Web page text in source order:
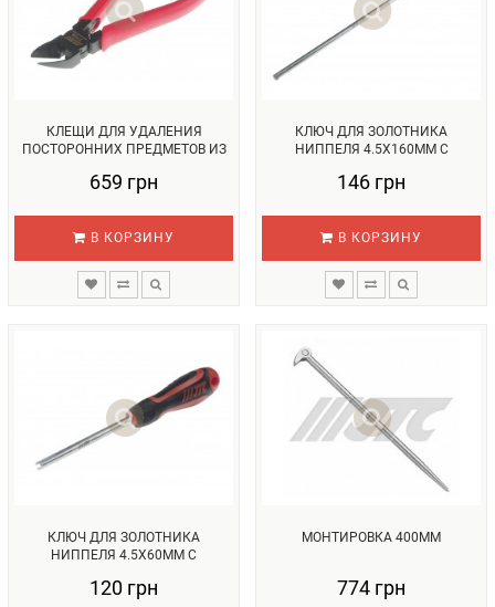
КЛЕЩИ ДЛЯ УДАЛЕНИЯ
ПОСТОРОННИХ ПРЕДМЕТОВ ИЗ
659 грн
В КОРЗИНУ
КЛЮЧ ДЛЯ ЗОЛОТНИКА
НИППЕЛЯ 4.5Х160ММ С
146 грн
В КОРЗИНУ
КЛЮЧ ДЛЯ ЗОЛОТНИКА
НИППЕЛЯ 4.5Х60ММ С
120 грн
МОНТИРОВКА 400ММ
774 грн